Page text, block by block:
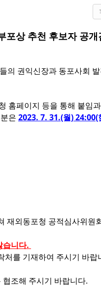
?
포상 추천 후보자 공개
의 권익신장과 동포사회
홈페이지 등을 통해 붙임
은 2023. 7. 31.(월) 24:00(
재외동포청 공적심사위원
습니다.
를 기재하여 주시기 바랍
조해 주시기 바랍니다.